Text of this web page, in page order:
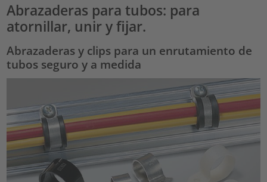
Abrazaderas para tubos: para
atornillar, unir y fijar.
Abrazaderas y clips para un enrutamiento de
tubos seguro y a medida